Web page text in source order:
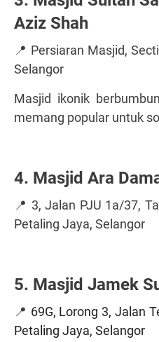
Aziz Shah
📍 Persiaran Masjid,
Selangor
Masjid ikonik
memang popular untuk
4. Masjid Ara
📍 3, Jalan PJU 1a/37,
Petaling Jaya, Selangor
5. Masjid Jamek
📍 69G, Lorong 3, Jalan
Petaling Jaya, Selangor